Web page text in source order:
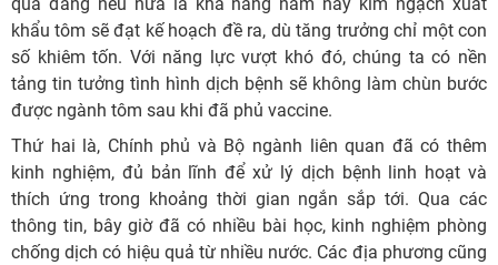
khẩu tôm sẽ đạt kế hoạch đề ra, dù tăng trưởng chỉ một con
số khiêm tốn. Với năng lực vượt khó đó, chúng ta có nền
tảng tin tưởng tình hình dịch bệnh sẽ không làm chùn bước
được ngành tôm sau khi đã phủ vaccine.
Thứ hai là, Chính phủ và Bộ ngành liên quan đã có thêm
kinh nghiệm, đủ bản lĩnh để xử lý dịch bệnh linh hoạt và
thích ứng trong khoảng thời gian ngắn sắp tới. Qua các
thông tin, bây giờ đã có nhiều bài học, kinh nghiệm phòng
chống dịch có hiệu quả từ nhiều nước. Các địa phương cũng